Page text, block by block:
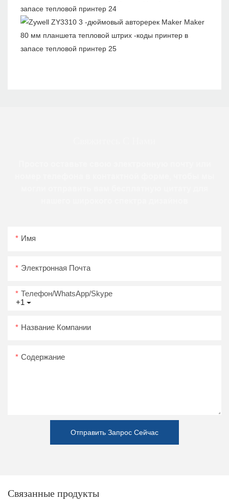
Имя
Электронная Почта
+1
Телефон/WhatsApp/Skype
Название Компании
Содержание
Отправить Запрос Сейчас
Связанные продукты